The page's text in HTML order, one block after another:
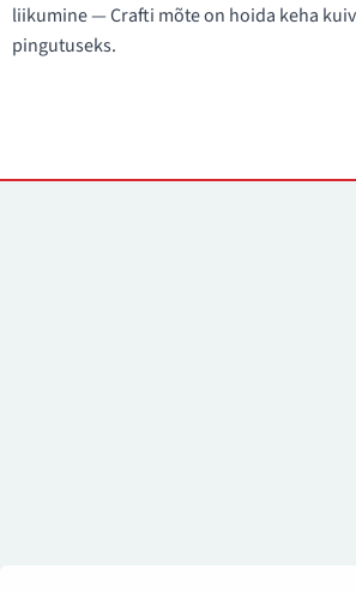
liikumine — Crafti mõte on hoida keha
pingutuseks.